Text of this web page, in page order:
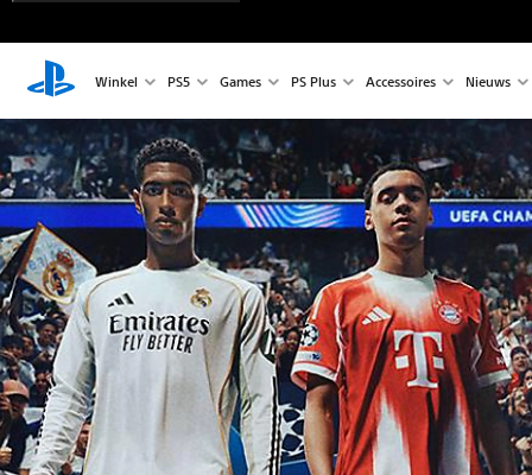
Winkel PS5 Games PS Plus Accessoires Nieuws